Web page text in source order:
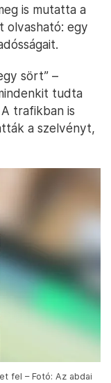
is mutatta a
olvasható: egy
sört” –
tudta
trafikban is
a szelvényt,
fel – Fotó: Az abdai